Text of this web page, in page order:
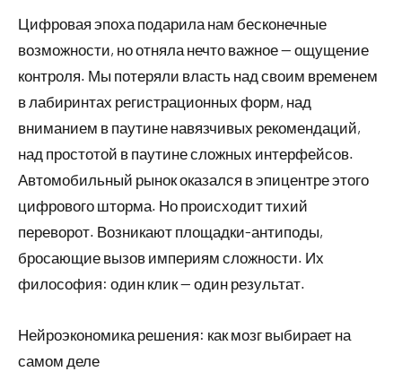
Цифровая эпоха подарила нам бесконечные
возможности, но отняла нечто важное — ощущение
контроля. Мы потеряли власть над своим временем
в лабиринтах регистрационных форм, над
вниманием в паутине навязчивых рекомендаций,
над простотой в паутине сложных интерфейсов.
Автомобильный рынок оказался в эпицентре этого
цифрового шторма. Но происходит тихий
переворот. Возникают площадки-антиподы,
бросающие вызов империям сложности. Их
философия: один клик — один результат.
Нейроэкономика решения: как мозг выбирает на
самом деле